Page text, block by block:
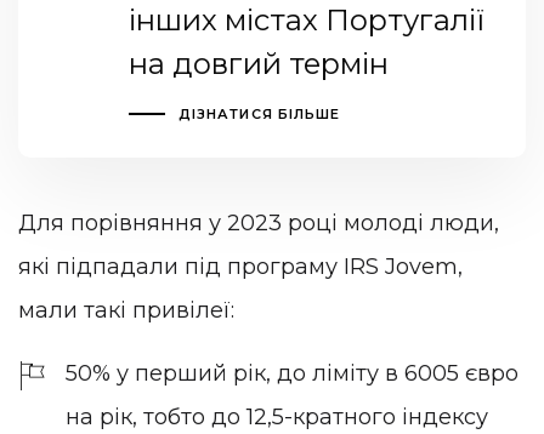
інших містах Португалії
на довгий термін
ДІЗНАТИСЯ БІЛЬШЕ
Для порівняння у 2023 році молоді люди,
які підпадали під програму IRS Jovem,
мали такі привілеї:
50% у перший рік, до ліміту в 6005 євро
на рік, тобто до 12,5-кратного індексу